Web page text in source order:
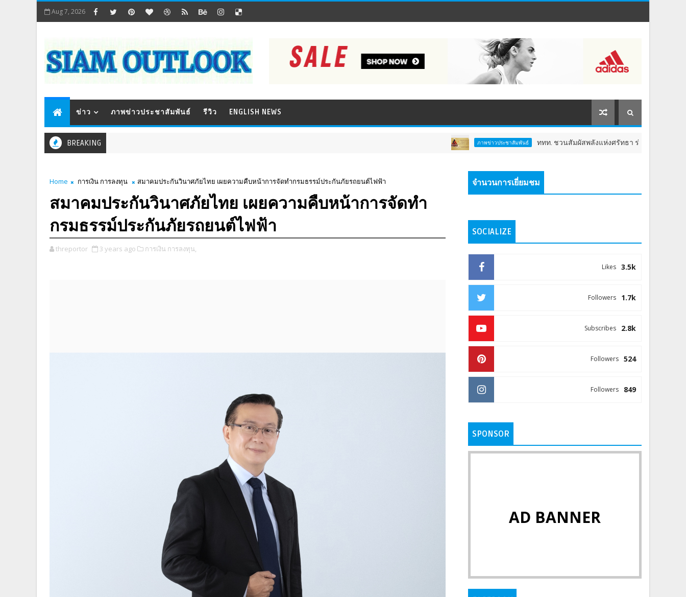
Aug 7, 2026
ข่าว ภาพข่าวประชาสัมพันธ์ รีวิว ENGLISH NEWS
BREAKING ภาพข่าวประชาสัมพันธ์ ททท. ชวนสัมผัสพลังแห่งศรัทธา ร่วมงาน "ห่มผ้าหลวงปู่ทว
Home การเงิน การลงทุน สมาคมประกันวินาศภัยไทย เผยความคืบหน้าการจัดทำกรมธรรม์ประกันภัยรถยนต์ไฟฟ้า
สมาคมประกันวินาศภัยไทย เผยความคืบหน้าการจัดทำ
กรมธรรม์ประกันภัยรถยนต์ไฟฟ้า
threportor 3 years ago การเงิน การลงทุน,
จำนวนการเยี่ยมชม
SOCIALIZE
3.5k
Likes
1.7k
Followers
2.8k
Subscribes
524
Followers
849
Followers
SPONSOR
AD BANNER